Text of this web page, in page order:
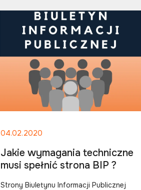
04.02.2020
Jakie wymagania techniczne
musi spełnić strona BIP ?
Strony Biuletynu Informacji Publicznej